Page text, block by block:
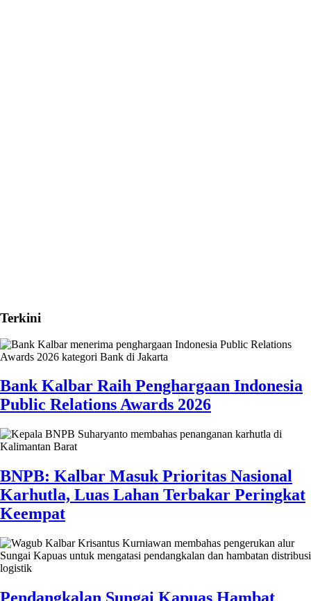
Terkini
Bank Kalbar Raih Penghargaan Indonesia
Public Relations Awards 2026
BNPB: Kalbar Masuk Prioritas Nasional
Karhutla, Luas Lahan Terbakar Peringkat
Keempat